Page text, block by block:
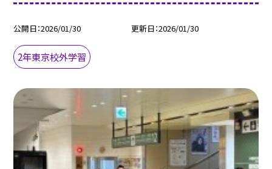
公開日 2026/01/30 更新日 2026/01/30
2年東京校外学習